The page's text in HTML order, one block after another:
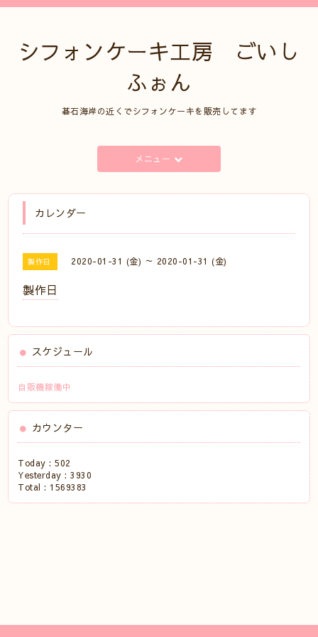
シフォンケーキ工房 ごいし
ふぉん
碁石海岸の近くでシフォンケーキを販売してます
メニュー
カレンダー
製作日 2020-01-31 (金) ～ 2020-01-31 (金)
製作日
スケジュール
自販機稼働中
カウンター
Today :502
Yesterday :3930
Total : 1569383